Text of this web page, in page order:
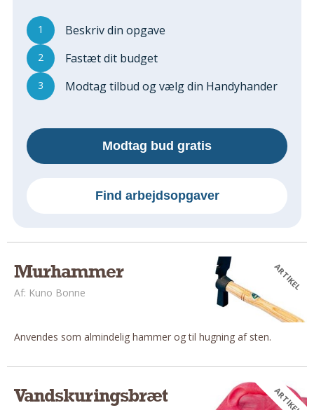
Udskiftning Og Montage
Om Materialer
Tips Og Tests
Montage Og Udskiftning
Varme Og Energi
Andet
Kan Det Males?
Om Værktøj
GLARMESTER
Udskiftning Og Montage
1 Beskriv din opgave
2 Fastæt dit budget
3 Modtag tilbud og vælg din Handyhander
Modtag bud gratis
Find arbejdsopgaver
ARTIKEL
Murhammer
Af: Kuno Bonne
Anvendes som almindelig hammer og til hugning af sten.
ARTIKEL
Vandskuringsbræt